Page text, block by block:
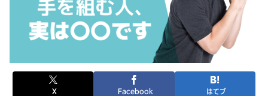
X Facebook はてブ